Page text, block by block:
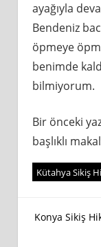
ayağıyla
Bendeniz
öpmeye
benimde
bilmiyorum.
Bir önceki
başlıklı
Kütahya Sikiş
Yazı
Konya Sikiş